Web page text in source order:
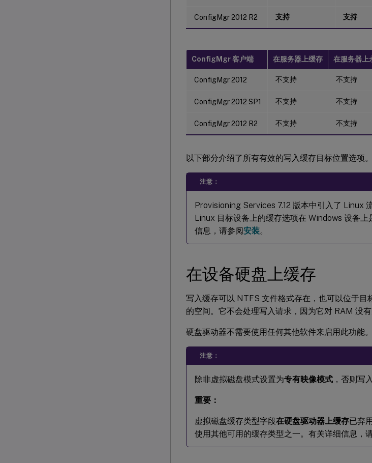
ConfigMgr 2012 R2 支持 支持
ConfigMgr 客户端 在服务器上缓存 在服务器上
ConfigMgr 2012 不支持 不支持
ConfigMgr 2012 SP1 不支持 不支持
ConfigMgr 2012 R2 不支持 不支持
以下部分介绍了所有有效的写入缓存目标位置选项。
注意：
Provisioning Services 7.12 版本中引入了 Linux
Linux 目标设备上的缓存选项在 Windows 设备
信息，请参阅安装。
在设备硬盘上缓存
写入缓存可以 NTFS 文件格式存在，也可以位于
的空间。它不会处理写入请求，因为它对 RAM 没有
硬盘驱动器不需要使用任何其他软件来启用此功能。
注意：
除非虚拟磁盘模式设置为专有映像模式 ，否则写
重要：
虚拟磁盘缓存类型字段在硬盘驱动器上缓存已弃
使用其他可用的缓存类型之一。有关详细信息，